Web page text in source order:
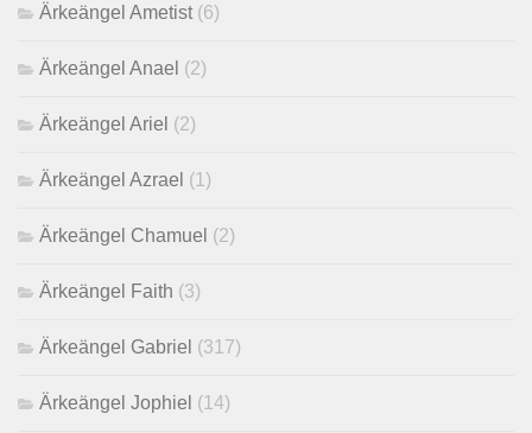
Ärkeängel Ametist (6)
Ärkeängel Anael (2)
Ärkeängel Ariel (2)
Ärkeängel Azrael (1)
Ärkeängel Chamuel (2)
Ärkeängel Faith (3)
Ärkeängel Gabriel (317)
Ärkeängel Jophiel (14)